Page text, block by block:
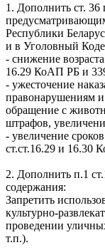
1. Дополнить ст. 36
Республики
и в Уголовный
- снижение
16.29 КоАП РБ и
- ужесточение
правонарушениям
обращение с
штрафов,
- увеличение
ст.ст.16.29 и 16.30
2. Дополнить п.1
содержания:
Запретить
культурно-
проведении
т.п.).